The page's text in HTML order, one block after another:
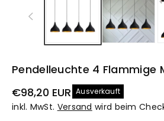
Pendelleuchte 4 Flammige
Normaler
Preis
€98,20 EUR Ausverkauft
inkl. MwSt. Versand wird beim